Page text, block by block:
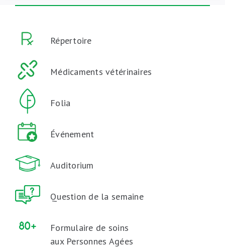
Répertoire
Médicaments vétérinaires
Folia
Événement
Auditorium
Question de la semaine
Formulaire de soins
aux Personnes Agées